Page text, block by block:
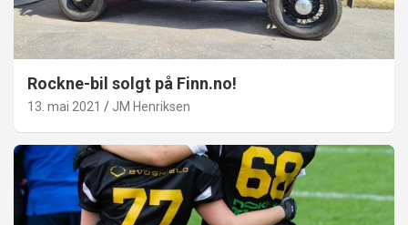
Rockne-bil solgt på Finn.no!
13. mai 2021 JM Henriksen